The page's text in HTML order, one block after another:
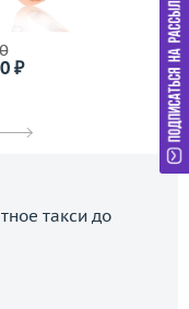
₽
такси до